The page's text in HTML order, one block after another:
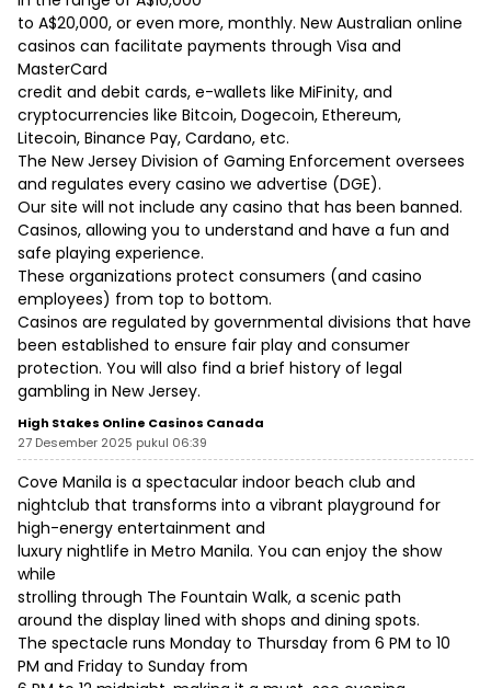
to A$20,000, or even more, monthly. New Australian online
casinos can facilitate payments through Visa and
MasterCard
credit and debit cards, e-wallets like MiFinity, and
cryptocurrencies like Bitcoin, Dogecoin, Ethereum,
Litecoin, Binance Pay, Cardano, etc.
The New Jersey Division of Gaming Enforcement oversees
and regulates every casino we advertise (DGE).
Our site will not include any casino that has been banned.
Casinos, allowing you to understand and have a fun and
safe playing experience.
These organizations protect consumers (and casino
employees) from top to bottom.
Casinos are regulated by governmental divisions that have
been established to ensure fair play and consumer
protection. You will also find a brief history of legal
gambling in New Jersey.
High Stakes Online Casinos Canada
27 Desember 2025 pukul 06:39
Cove Manila is a spectacular indoor beach club and
nightclub that transforms into a vibrant playground for
high-energy entertainment and
luxury nightlife in Metro Manila. You can enjoy the show
while
strolling through The Fountain Walk, a scenic path
around the display lined with shops and dining spots.
The spectacle runs Monday to Thursday from 6 PM to 10
PM and Friday to Sunday from